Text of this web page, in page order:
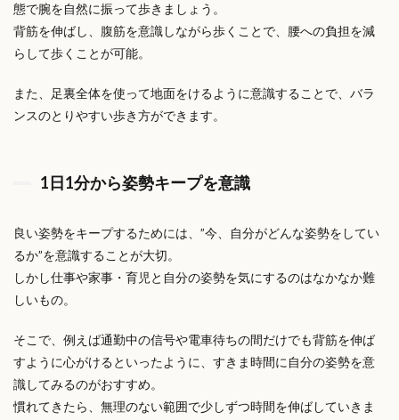
態で腕を自然に振って歩きましょう。
背筋を伸ばし、腹筋を意識しながら歩くことで、腰への負担を減
らして歩くことが可能。
また、足裏全体を使って地面をけるように意識することで、バラ
ンスのとりやすい歩き方ができます。
1日1分から姿勢キープを意識
良い姿勢をキープするためには、”今、自分がどんな姿勢をしてい
るか”を意識することが大切。
しかし仕事や家事・育児と自分の姿勢を気にするのはなかなか難
しいもの。
そこで、例えば通勤中の信号や電車待ちの間だけでも背筋を伸ば
すように心がけるといったように、すきま時間に自分の姿勢を意
識してみるのがおすすめ。
慣れてきたら、無理のない範囲で少しずつ時間を伸ばしていきま